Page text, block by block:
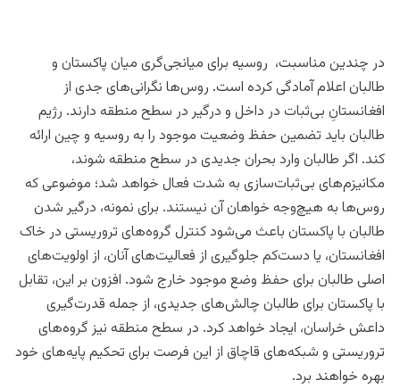
در چندین مناسبت، روسیه برای میانجی‌گری میان پاکستان و
طالبان اعلام آمادگی کرده است. روس‌ها نگرانی‌های جدی از
افغانستانِ بی‌ثبات در داخل و درگیر در سطح منطقه دارند. رژیم
طالبان باید تضمین حفظ وضعیت موجود را به روسیه و چین ارائه
کند. اگر طالبان وارد بحران جدیدی در سطح منطقه شوند،
مکانیزم‌های بی‌ثبات‌سازی به شدت فعال خواهد شد؛ موضوعی که
روس‌ها به هیچ‌وجه خواهان آن نیستند. برای نمونه، درگیر شدن
طالبان با پاکستان باعث می‌شود کنترل گروه‌های تروریستی در خاک
افغانستان، یا دست‌کم جلوگیری از فعالیت‌های آنان، از اولویت‌های
اصلی طالبان برای حفظ وضع موجود خارج شود. افزون بر این، تقابل
با پاکستان برای طالبان چالش‌های جدیدی، از جمله قدرت‌گیری
داعش خراسان، ایجاد خواهد کرد. در سطح منطقه نیز گروه‌های
تروریستی و شبکه‌های قاچاق از این فرصت برای تحکیم پایه‌های خود
بهره خواهند برد.